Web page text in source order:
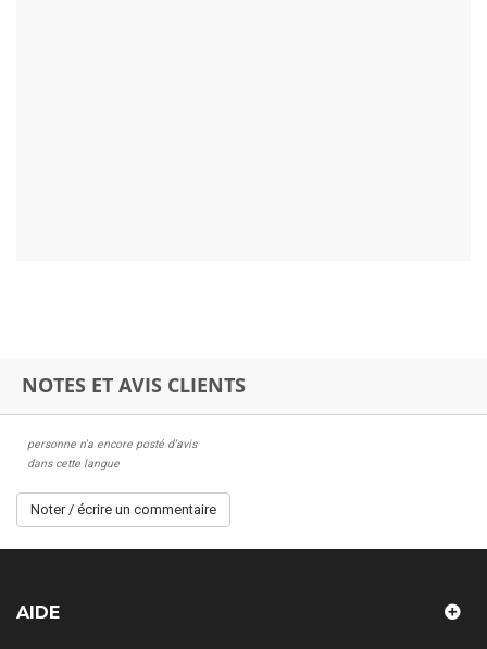
NOTES ET AVIS CLIENTS
personne n'a encore posté d'avis
dans cette langue
Noter / écrire un commentaire
AIDE